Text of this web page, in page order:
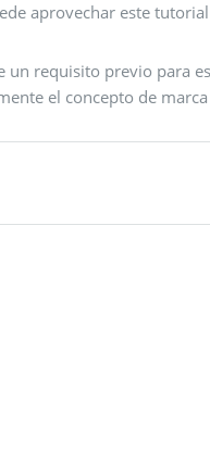
aprovechar este
un requisito previo para
el concepto de